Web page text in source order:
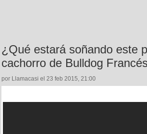
¿Qué estará soñando este
cachorro de Bulldog
por Llamacasi el 23 feb 2015, 21:00